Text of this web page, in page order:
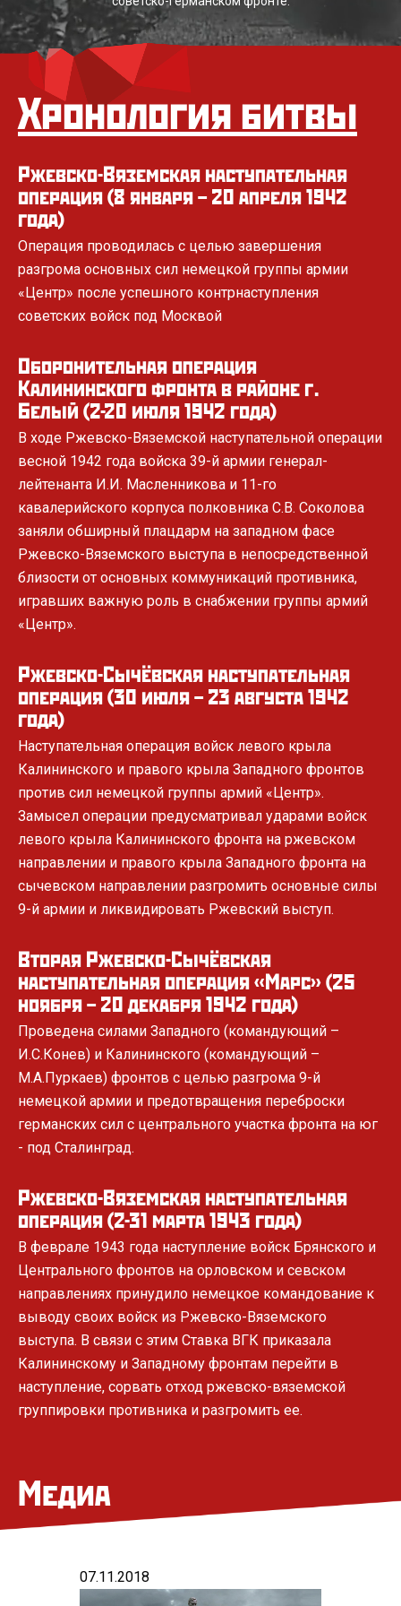
20.12.2019
Завершилась отливка центральной фигуры
Для создания 25-метровой фигуры солдата отлито 600
элементов. Потребовалось около 80 тонн специальной
бронзы.
28.10.2019
Установлен каркас памятника
Металлическая конструкция для центральной фигуры
солдата изготовлен на белгородском заводе
«Белэнергомаш» - ведущем отечественном предприятии
энергомашиностроения.
21.08.2019
Началась отливка центральной фигуры для
Ржевского мемориала
литейной мастерской скульптора Александра
Рукавишникова в подмосковном Солнечногорске.
6.06.2019
Начались работы на строительной площадке в
Ржевском районе Тверской области
подготовке и проведению празднования 75-й годовщины
Победы в Великой Отечественной войне.
26.05.2019
Правительство РФ одобрило проект Ржевского
мемориала
Реализация проекта будет способствовать сохранению
памяти о подвиге советского народа в борьбе с фашизмом и
о подвиге бойцов Красной Армии, сражавшихся с врагом в
районе Ржевско-Вяземского выступа, отмечается в
12.11.2018
Открыт закладной камень на месте будущего
Ржевского мемориала
Российское военно-историческое общество объявило сбор
народных пожертвований на создание памятника.
7.11.2018
Президент России Владимир Путин поддержал
идею установки памятника советским воинам,
павшим под Ржевом
Проект мемориала Президенту представил Министр
исторического общества Владимир Мединский
Май 2018
Определен победитель международного
Константин Фомин. Мемориал призван стать поистине
народным.
1.08.2017
Хронология битвы
Ржевско-Вяземская наступательная
операция (8 января – 20 апреля 1942
года)
Операция проводилась с целью завершения
разгрома основных сил немецкой группы армии
«Центр» после успешного контрнаступления
советских войск под Москвой
Оборонительная операция
Калининского фронта в районе г.
Белый (2-20 июля 1942 года)
В ходе Ржевско-Вяземской наступательной операции
весной 1942 года войска 39-й армии генерал-
лейтенанта И.И. Масленникова и 11-го
кавалерийского корпуса полковника С.В. Соколова
заняли обширный плацдарм на западном фасе
Ржевско-Вяземского выступа в непосредственной
близости от основных коммуникаций противника,
игравших важную роль в снабжении группы армий
«Центр».
Ржевско-Сычёвская наступательная
операция (30 июля – 23 августа 1942
года)
Наступательная операция войск левого крыла
Калининского и правого крыла Западного фронтов
против сил немецкой группы армий «Центр».
Замысел операции предусматривал ударами войск
левого крыла Калининского фронта на ржевском
направлении и правого крыла Западного фронта на
сычевском направлении разгромить основные силы
9-й армии и ликвидировать Ржевский выступ.
Вторая Ржевско-Сычёвская
наступательная операция «Марс» (25
ноября – 20 декабря 1942 года)
Проведена силами Западного (командующий –
И.С.Конев) и Калининского (командующий –
М.А.Пуркаев) фронтов с целью разгрома 9-й
немецкой армии и предотвращения переброски
германских сил с центрального участка фронта на юг
- под Сталинград.
Ржевско-Вяземская наступательная
операция (2-31 марта 1943 года)
В феврале 1943 года наступление войск Брянского и
Центрального фронтов на орловском и севском
направлениях принудило немецкое командование к
выводу своих войск из Ржевско-Вяземского
выступа. В связи с этим Ставка ВГК приказала
Калининскому и Западному фронтам перейти в
наступление, сорвать отход ржевско-вяземской
группировки противника и разгромить ее.
Медиа
07.11.2018